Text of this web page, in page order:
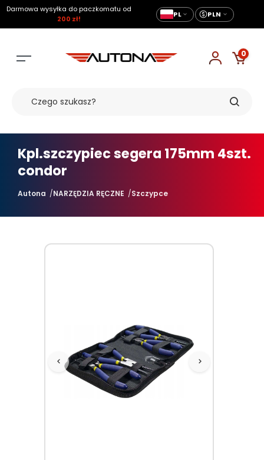
Darmowa wysyłka do paczkomatu od
200 zł!
PL PLN
0
Kpl.szczypiec segera 175mm 4szt.
condor
Autona NARZĘDZIA RĘCZNE Szczypce